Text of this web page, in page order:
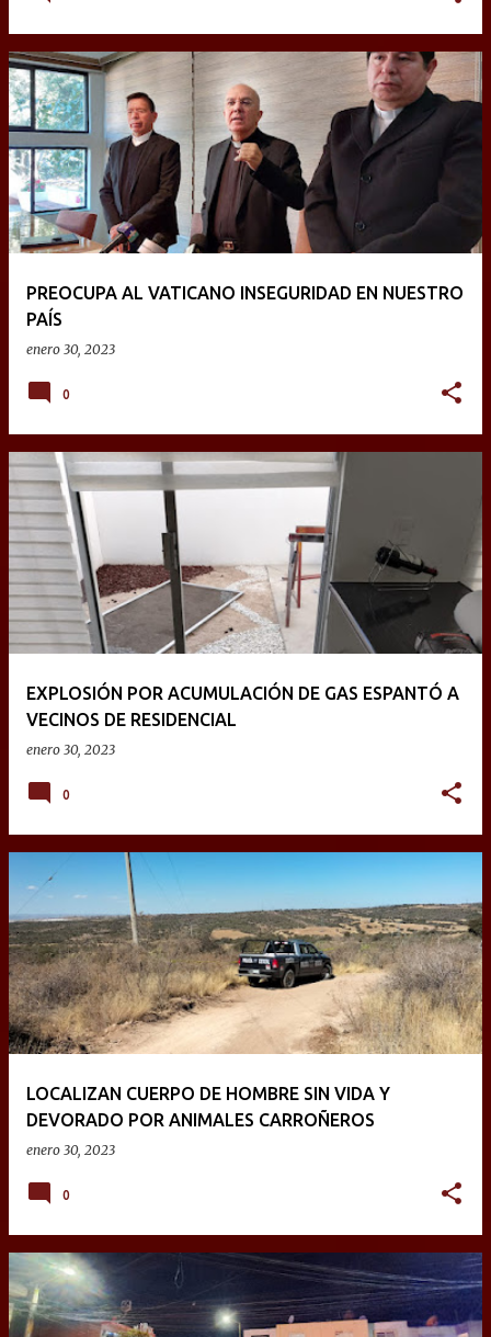
PREOCUPA AL VATICANO INSEGURIDAD EN NUESTRO
PAÍS
enero 30, 2023
0
EXPLOSIÓN POR ACUMULACIÓN DE GAS ESPANTÓ A
VECINOS DE RESIDENCIAL
enero 30, 2023
0
LOCALIZAN CUERPO DE HOMBRE SIN VIDA Y
DEVORADO POR ANIMALES CARROÑEROS
enero 30, 2023
0